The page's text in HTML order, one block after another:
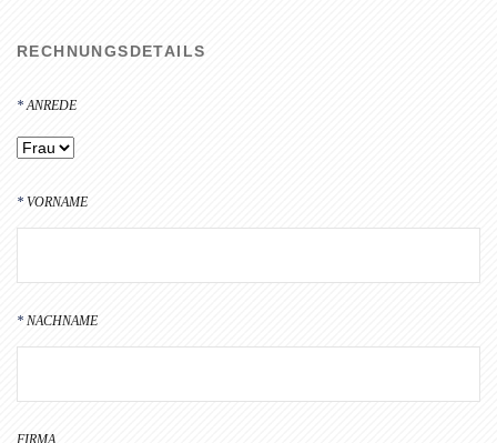
RECHNUNGSDETAILS
ANREDE
VORNAME
NACHNAME
FIRMA